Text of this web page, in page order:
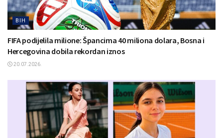
BIH
FIFA podijelila milione: Špancima 40 miliona dolara, Bosna i
Hercegovina dobila rekordan iznos
20.07.2026.